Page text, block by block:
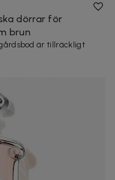
dörrar för
brun
är tillräckligt